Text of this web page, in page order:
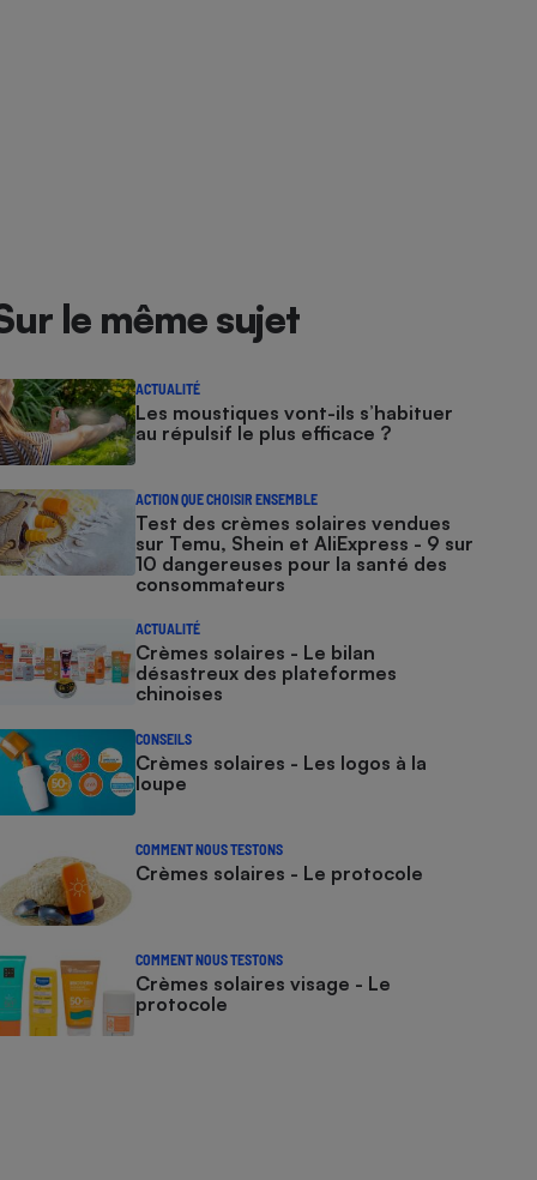
le même sujet
ACTUALITÉ
Les moustiques vont-ils s’habituer
au répulsif le plus efficace ?
ACTION QUE CHOISIR ENSEMBLE
Test des crèmes solaires vendues
sur Temu, Shein et AliExpress - 9 sur
10 dangereuses pour la santé des
consommateurs
ACTUALITÉ
Crèmes solaires - Le bilan
désastreux des plateformes
chinoises
CONSEILS
Crèmes solaires - Les logos à la
loupe
COMMENT NOUS TESTONS
Crèmes solaires - Le protocole
COMMENT NOUS TESTONS
Crèmes solaires visage - Le
protocole